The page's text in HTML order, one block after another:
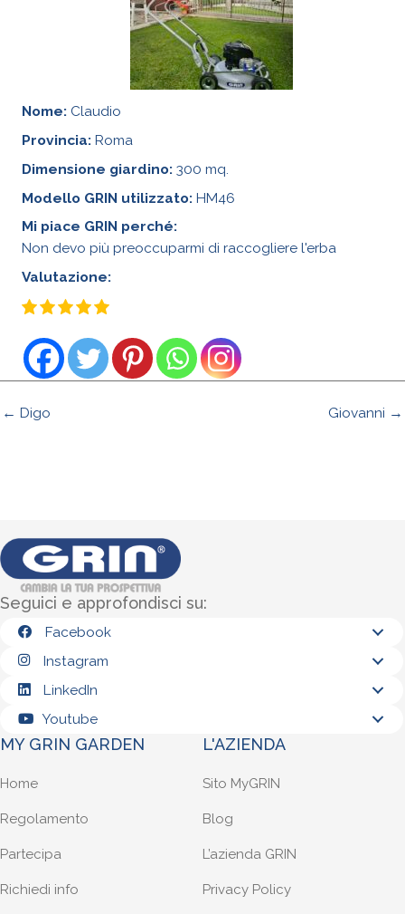
Nome: Claudio
Provincia: Roma
Dimensione giardino: 300 mq.
Modello GRIN utilizzato: HM46
Mi piace GRIN perché:
Non devo più preoccuparmi di raccogliere l'erba
Valutazione:
← Digo Giovanni →
Seguici e approfondisci su:
Facebook
Instagram
LinkedIn
Youtube
MY GRIN GARDEN
Home
Regolamento
Partecipa
Richiedi info
L'AZIENDA
Sito MyGRIN
Blog
L’azienda GRIN
Privacy Policy